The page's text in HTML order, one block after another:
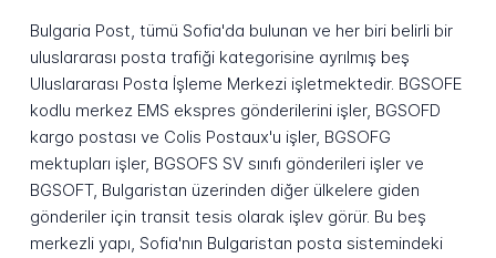
Bulgaria Post, tümü Sofia'da bulunan ve her biri belirli bir
uluslararası posta trafiği kategorisine ayrılmış beş
Uluslararası Posta İşleme Merkezi işletmektedir. BGSOFE
kodlu merkez EMS ekspres gönderilerini işler, BGSOFD
kargo postası ve Colis Postaux'u işler, BGSOFG
mektupları işler, BGSOFS SV sınıfı gönderileri işler ve
BGSOFT, Bulgaristan üzerinden diğer ülkelere giden
gönderiler için transit tesis olarak işlev görür. Bu beş
merkezli yapı, Sofia'nın Bulgaristan posta sistemindeki